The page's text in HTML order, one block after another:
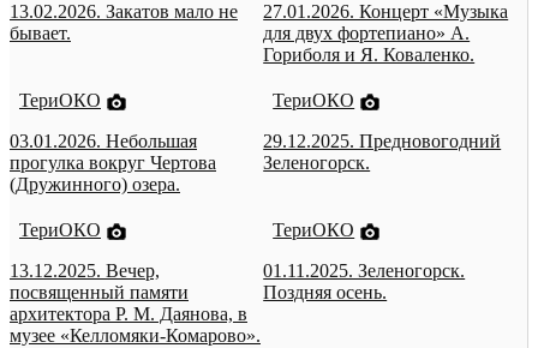
13.02.2026. Закатов мало не
бывает.
27.01.2026. Концерт «Музыка
для двух фортепиано» А.
Гориболя и Я. Коваленко.
ТериОКО
03.01.2026. Небольшая
прогулка вокруг Чертова
(Дружинного) озера.
ТериОКО
29.12.2025. Предновогодний
Зеленогорск.
ТериОКО
13.12.2025. Вечер,
посвященный памяти
архитектора Р. М. Даянова, в
музее «Келломяки-Комарово».
ТериОКО
01.11.2025. Зеленогорск.
Поздняя осень.